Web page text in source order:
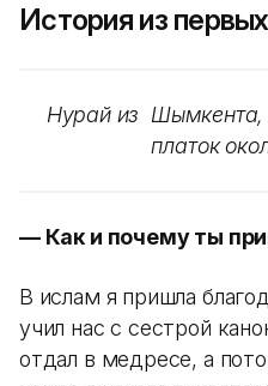
История из
Нурай из Шымкента,
платок
— Как и почему ты
В ислам я пришла
учил нас с сестрой
отдал в медресе, а